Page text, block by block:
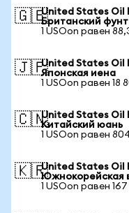
🇬🇧United States Oil
Британский
1 USOon равен
🇯🇵United States Oil
Японская иена
1 USOon равен 18
🇨🇳United States Oil
Китайский юань
1 USOon равен
🇰🇷United States Oil
Южнокорейская
1 USOon равен